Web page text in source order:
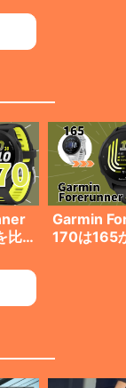
】
比
Garmin
170は165